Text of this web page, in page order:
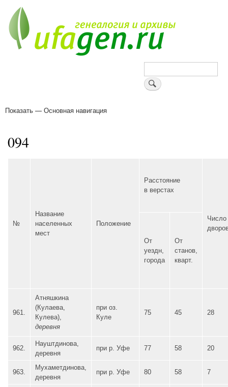
основному
содержанию
Поиск
Основная
Показать — Основная навигация
094
№
Название
населенных
мест
Положение
Расстояние
в верстах
Число
От
уездн,
города
От
станов,
кварт.
961.
Атняшкина
(Кулаева,
Кулева),
деревня
при оз.
Куле
75 45 28
962.
Науштдинова,
деревня
при р. Уфе 77 58 20
963.
Мухаметдинова,
деревня
при р. Уфе 80 58 7